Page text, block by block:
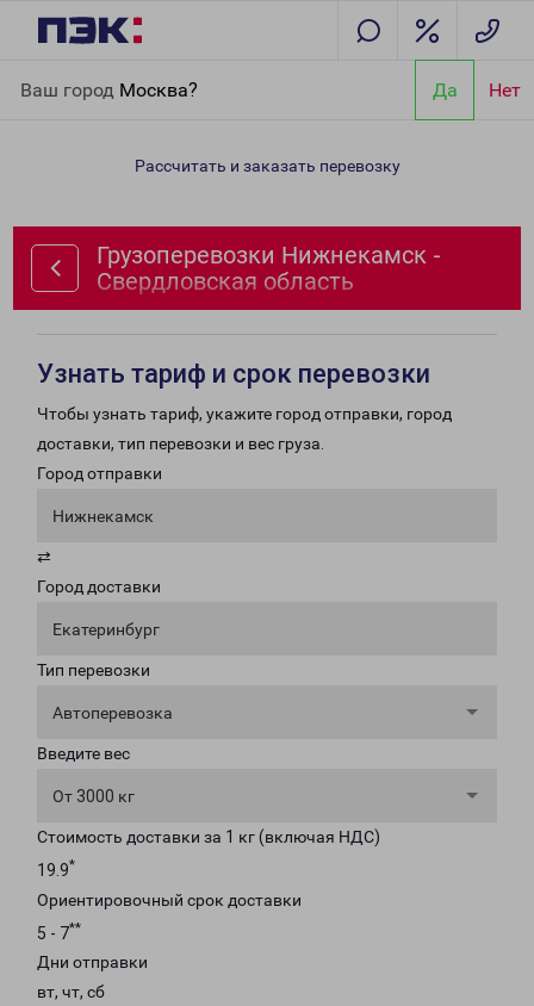
Ваш город Москва? Да Нет
Свердловская область
Рассчитать и заказать перевозку
Грузоперевозки Нижнекамск -
Свердловская область
Узнать тариф и срок перевозки
Чтобы узнать тариф, укажите город отправки, город
доставки, тип перевозки и вес груза.
Город отправки
Нижнекамск
⇄
Город доставки
Екатеринбург
Тип перевозки
Автоперевозка
Введите вес
От 3000 кг
Стоимость доставки за 1 кг (включая НДС)
19.9*
Ориентировочный срок доставки
5 - 7**
Дни отправки
вт, чт, сб